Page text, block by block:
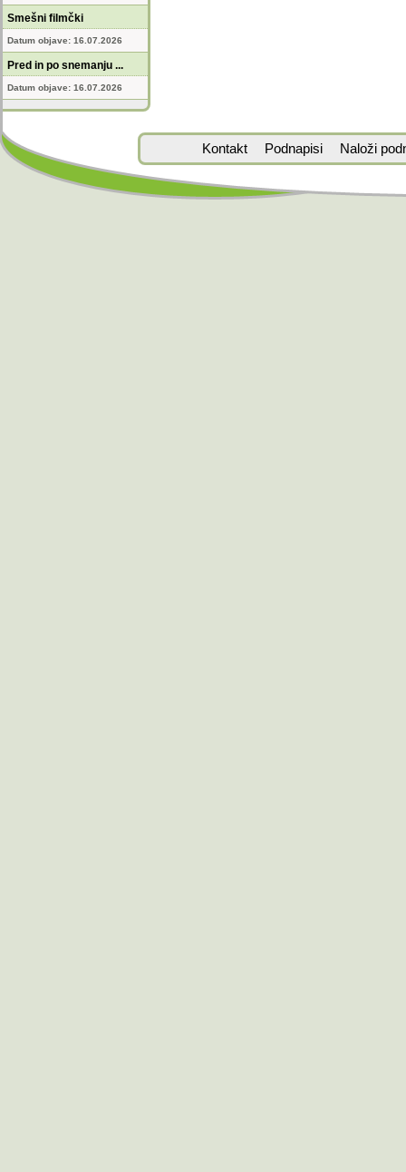
Smešni filmčki
Datum objave: 16.07.2026
Pred in po snemanju ...
Datum objave: 16.07.2026
Kontakt Podnapisi Naloži